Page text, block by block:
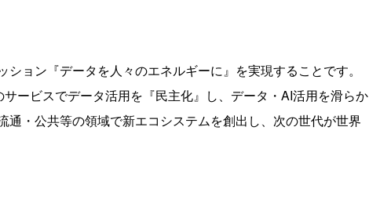
ョン『データを人々のエネルギーに』を実現することです。
サービスでデータ活用を『民主化』し、データ・AI活用を滑らか
通・公共等の領域で新エコシステムを創出し、次の世代が世界